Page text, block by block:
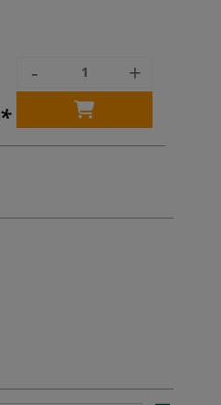
- +